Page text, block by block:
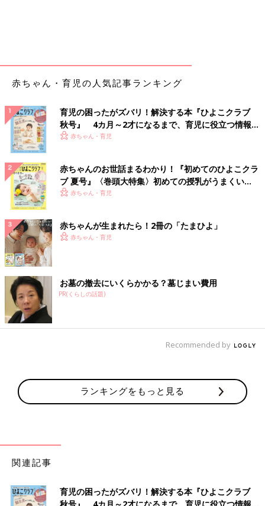
赤ちゃん・育児の人気記事ランキング
育児の困ったがズバリ！解決する本『ひよこクラブ
秋号』 4カ月～2才になるまで、育児に役立つ情報が
いっぱい！
赤ちゃん・育児
赤ちゃんのお世話まるわかり！『初めてのひよこクラ
ブ 夏号』〈巻頭大特集〉初めての授乳がうまくい
く！ おっぱい・ミルクの基本と夏のトラブル 解決テ
赤ちゃん・育児
赤ちゃんが生まれたら！2冊の「たまひよ」
赤ちゃん・育児
お墓の撤去にいくらかかる？墓じまい費用
PR(くらしの話題)
Recommended by
ランキングをもっと見る
関連記事
育児の困ったがズバリ！解決する本『ひよこクラブ